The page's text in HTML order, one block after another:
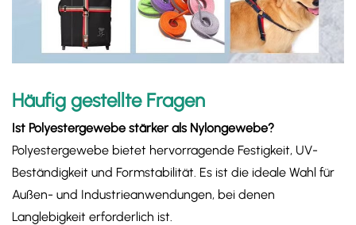
Häufig gestellte Fragen
Ist Polyestergewebe stärker als Nylongewebe?
Polyestergewebe bietet hervorragende Festigkeit, UV-
Beständigkeit und Formstabilität. Es ist die ideale Wahl für
Außen- und Industrieanwendungen, bei denen
Langlebigkeit erforderlich ist.